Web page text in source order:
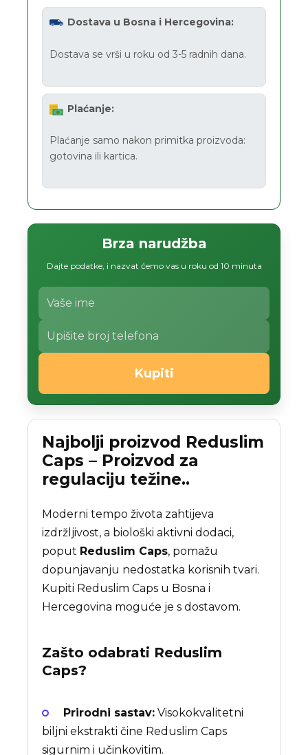
Dostava u Bosna i Hercegovina:
Dostava se vrši u roku od 3-5 radnih dana.
Plaćanje:
Plaćanje samo nakon primitka proizvoda:
gotovina ili kartica.
Brza narudžba
Dajte podatke, i nazvat ćemo vas u roku od 10 minuta
Kupiti
Najbolji proizvod Reduslim
Caps – Proizvod za
regulaciju težine..
Moderni tempo života zahtijeva
izdržljivost, a biološki aktivni dodaci,
poput Reduslim Caps, pomažu
dopunjavanju nedostatka korisnih tvari.
Kupiti Reduslim Caps u Bosna i
Hercegovina moguće je s dostavom.
Zašto odabrati Reduslim
Caps?
Prirodni sastav: Visokokvalitetni
biljni ekstrakti čine Reduslim Caps
sigurnim i učinkovitim.